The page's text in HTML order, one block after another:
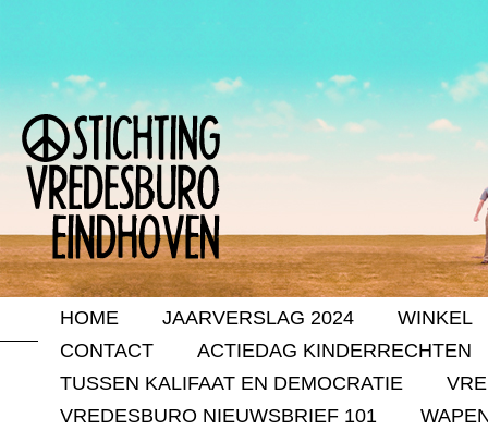
HOME JAARVERSLAG 2024
WINKEL
CONTACT
ACTIEDAG KINDERRECHTEN
TUSSEN KALIFAAT EN DEMOCRATIE
VREDESBURO NIEUWSBRIEF 101